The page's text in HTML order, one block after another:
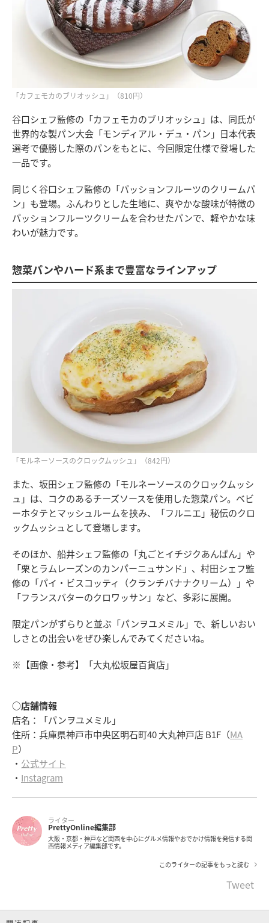
「カフェモカのブリオッシュ」（810円）
谷口シェフ監修の「カフェモカのブリオッシュ」は、同氏が
世界的な製パン大会「モンディアル・デュ・パン」日本代表
選考で優勝した際のパンをもとに、今回限定仕様で登場した
一品です。
同じく谷口シェフ監修の「パッションフルーツのクリームパ
ン」も登場。ふんわりとした生地に、爽やかな酸味が特徴の
パッションフルーツクリームを合わせたパンで、軽やかな味
わいが魅力です。
惣菜パンやハード系まで豊富なラインアップ
「モルネーソースのクロックムッシュ」（842円）
また、坂田シェフ監修の「モルネーソースのクロックムッシ
ュ」は、コクのあるチーズソースを使用した惣菜パン。ベビ
ーホタテとマッシュルームを挟み、「フルニエ」秘伝のクロ
ックムッシュとして登場します。
そのほか、船井シェフ監修の「丸ごとイチジクあんぱん」や
「栗とラムレーズンのカンパーニュサンド」、村田シェフ監
修の「パイ・ビスコッティ（クランチバナナクリーム）」や
「フランスバターのクロワッサン」など、多彩に展開。
限定パンがずらりと並ぶ「パンヲユメミル」で、新しいおい
しさとの出会いをぜひ楽しんでみてくださいね。
※【画像・参考】「大丸松坂屋百貨店」
○店舗情報
店名：「パンヲユメミル」
住所：兵庫県神戸市中央区明石町40 大丸神戸店 B1F（MA
P）
・ 公式サイト
・ Instagram
ライター
PrettyOnline編集部
大阪・京都・神戸など関西を中心にグルメ情報やおでかけ情報を発信する関
西情報メディア編集部です。
このライターの記事をもっと読む
Tweet